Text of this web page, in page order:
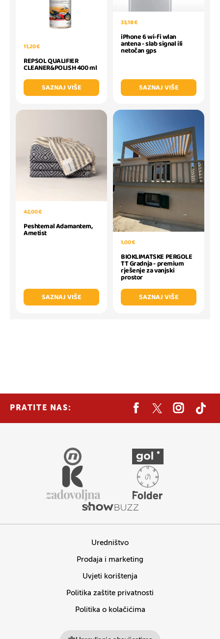
11,20 €
REPSOL QUALIFIER
CLEANER&POLISH 400 ml
SAZNAJ VIŠE
33,18 €
iPhone 6 wi-fi wlan
antena - slab signal ili
netočan gps
SAZNAJ VIŠE
42,00 €
Peshtemal Adamantem,
Ametist
SAZNAJ VIŠE
1,00 €
BIOKLIMATSKE PERGOLE
TT Gradnja - premium
rješenje za vanjski
prostor
SAZNAJ VIŠE
PRATITE NAS:
Uredništvo
Prodaja i marketing
Uvjeti korištenja
Politika zaštite privatnosti
Politika o kolačićima